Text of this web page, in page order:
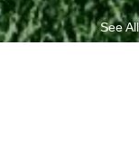
See All